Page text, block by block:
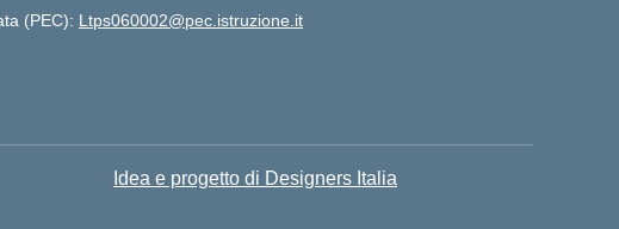
(PEC): Ltps060002@pec.istruzione.it
Idea e progetto di Designers Italia